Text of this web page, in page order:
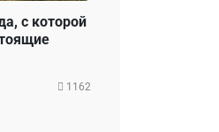
с которой
1162